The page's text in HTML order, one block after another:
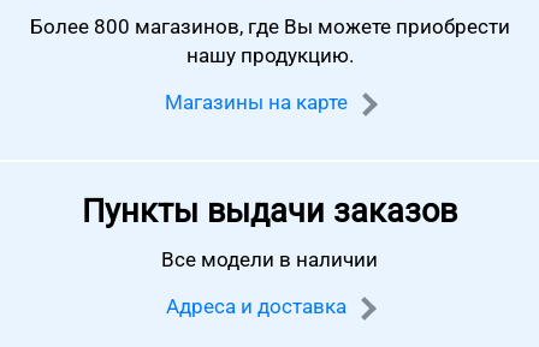
Более 800 магазинов, где Вы можете приобрести
нашу продукцию.
Магазины на карте
Пункты выдачи заказов
Все модели в наличии
Адреса и доставка